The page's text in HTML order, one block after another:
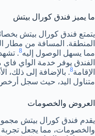
ما يميز فندق كورال بيتش
يتمتع فندق كورال بيتش
مما يسهل الوصول إليه8
.
الفندق يوفر خدمة الواي فاي
الإقامة8. بالإضافة إلى ذلك،
متناول اليد، حيث سجل أرخص
العروض والخصومات
يقدم فندق كورال بيتش
والخصومات، مما يجعل تجربة